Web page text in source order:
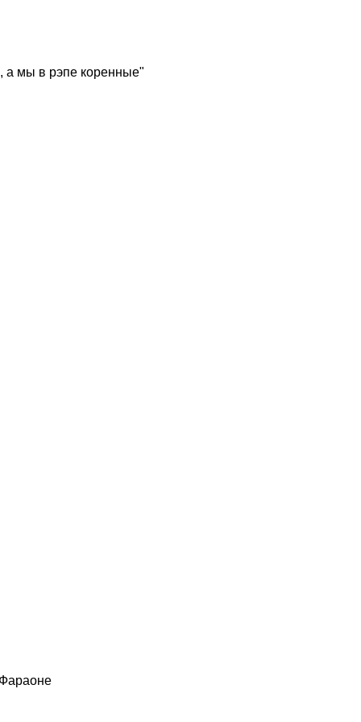
а мы в рэпе коренные"